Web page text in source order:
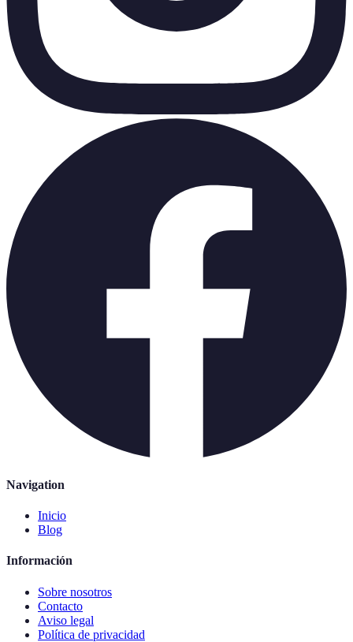
Navigation
Inicio
Blog
Información
Sobre nosotros
Contacto
Aviso legal
Política de privacidad